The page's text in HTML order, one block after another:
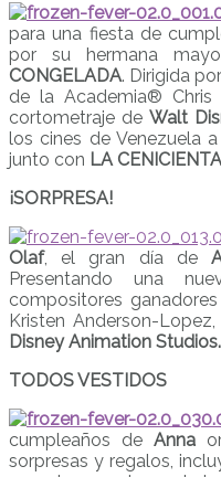
para una fiesta de
por su hermana
CONGELADA. Dirigida
de la Academia®
cortometraje de Walt
los cines de Venezuela
junto con LA CENICIENTA
¡SORPRESA!
Olaf, el gran día de
Presentando una
compositores
Kristen Anderson-
Disney Animation Studios.
TODOS VESTIDOS
cumpleaños de Anna
sorpresas y regalos,